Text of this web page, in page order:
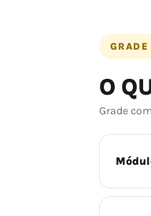
O
Grade